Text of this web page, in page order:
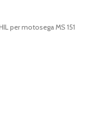
per motosega MS 151